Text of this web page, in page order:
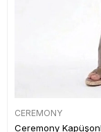
CEREMONY
Ceremony